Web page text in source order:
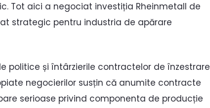
Tot aici a negociat investiția Rheinmetall de
strategic pentru industria de apărare
politice și întârzierile contractelor de înzestrare
negocierilor susțin că anumite contracte
serioase privind componenta de producție